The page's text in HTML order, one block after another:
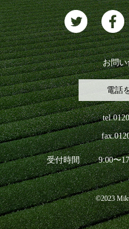
お問
電話
受付時間 9:00〜
©2023